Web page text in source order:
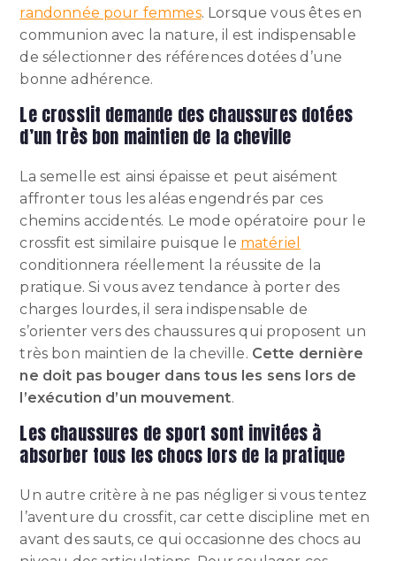
randonnée pour femmes. Lorsque vous êtes en
communion avec la nature, il est indispensable
de sélectionner des références dotées d’une
bonne adhérence.
Le crossfit demande des chaussures dotées
d’un très bon maintien de la cheville
La semelle est ainsi épaisse et peut aisément
affronter tous les aléas engendrés par ces
chemins accidentés. Le mode opératoire pour le
crossfit est similaire puisque le matériel
conditionnera réellement la réussite de la
pratique. Si vous avez tendance à porter des
charges lourdes, il sera indispensable de
s’orienter vers des chaussures qui proposent un
très bon maintien de la cheville. Cette dernière
ne doit pas bouger dans tous les sens lors de
l’exécution d’un mouvement.
Les chaussures de sport sont invitées à
absorber tous les chocs lors de la pratique
Un autre critère à ne pas négliger si vous tentez
l’aventure du crossfit, car cette discipline met en
avant des sauts, ce qui occasionne des chocs au